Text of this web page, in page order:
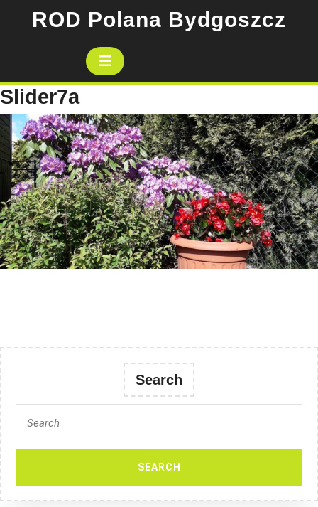
ROD Polana Bydgoszcz
Open
Slider7a
Search
for: